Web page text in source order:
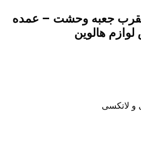
جعبه وحشت – عمده
هالوین
و لاتکسی